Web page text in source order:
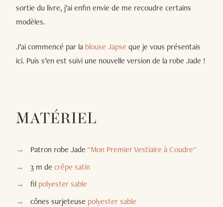
sortie du livre, j’ai enfin envie de me recoudre certains
modèles.
J’ai commencé par la blouse Japse que je vous présentais
ici. Puis s’en est suivi une nouvelle version de la robe Jade !
MATÉRIEL
Patron robe Jade"Mon Premier Vestiaire à Coudre"
3 m de crêpe satin
fil polyester sable
cônes surjeteuse polyester sable